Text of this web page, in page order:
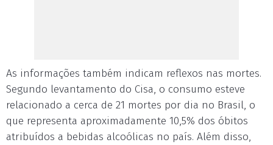
As informações também indicam reflexos nas mortes.
Segundo levantamento do Cisa, o consumo esteve
relacionado a cerca de 21 mortes por dia no Brasil, o
que representa aproximadamente 10,5% dos óbitos
atribuídos a bebidas alcoólicas no país. Além disso,